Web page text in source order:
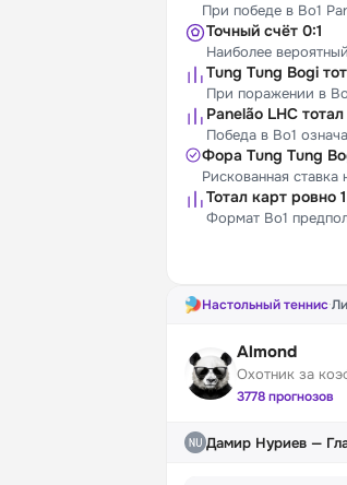
При победе в Bo1
Точный счёт 0:1
Наиболее
Tung Tung Bogi
При поражении в
Panelão LHC
Победа в Bo1
Фора Tung Tung
Рискованная
Тотал карт ровно 1
Формат Bo1
Настольный теннис·
Almond
Охотник за
3778 прогнозов
Дамир Нуриев —